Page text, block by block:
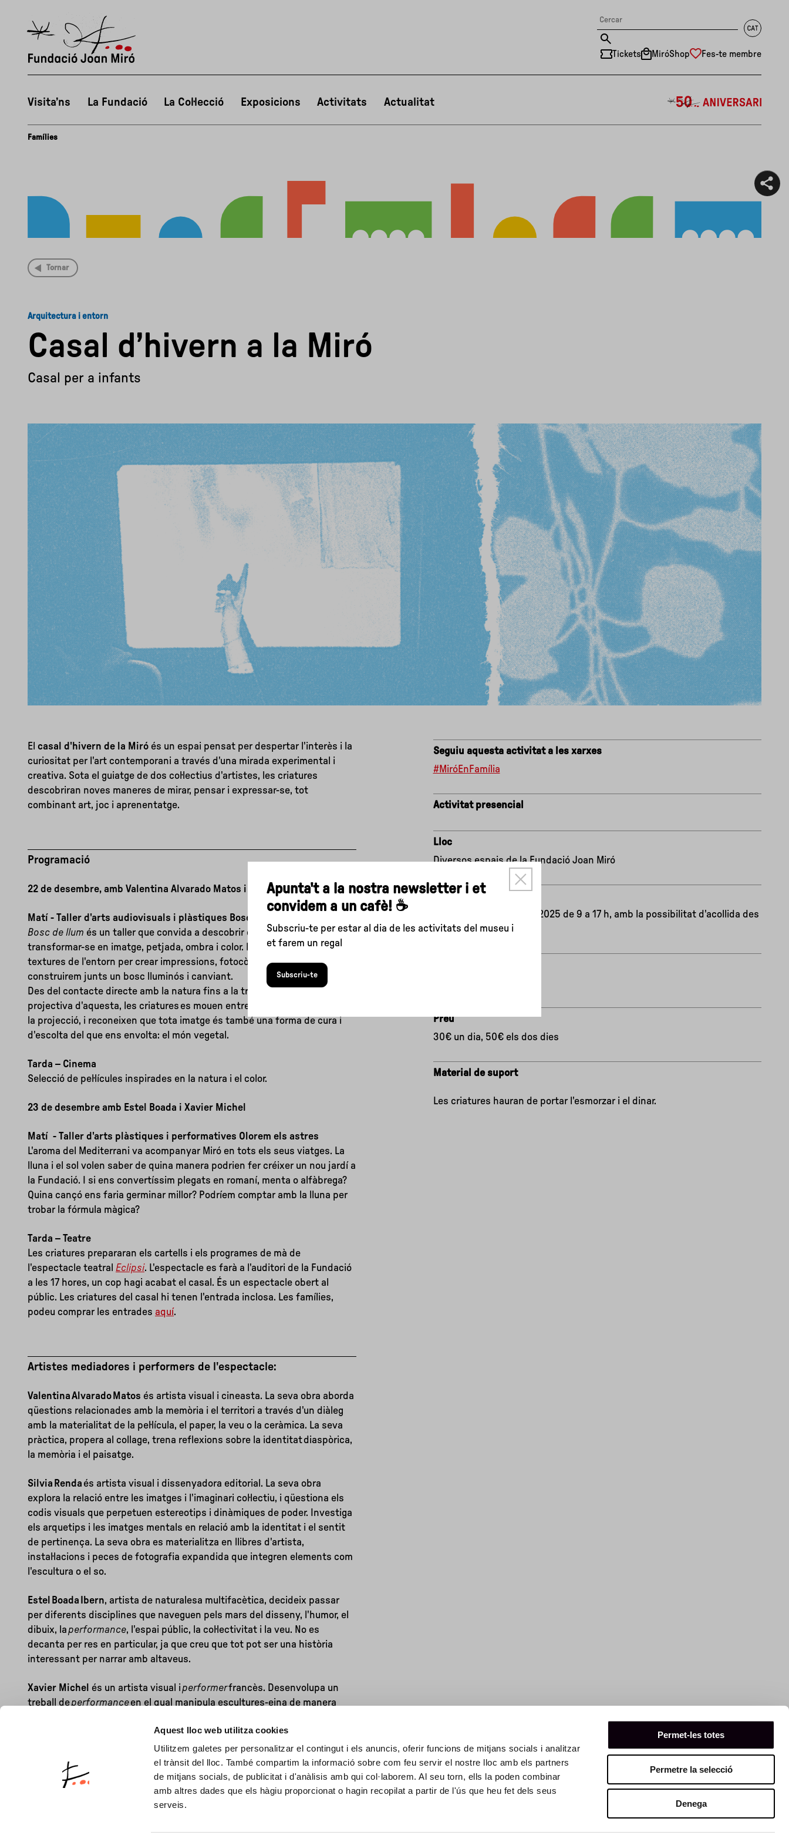
Apunta't a la nostra newsletter i et
convidem a un cafè! ☕
Subscriu-te per estar al dia de les activitats del museu i
et farem un regal
Subscriu-te
×
Aquest lloc web utilitza cookies
Utilitzem galetes per personalitzar el contingut i els anuncis, oferir funcions de mitjans socials i analitzar
el trànsit del lloc. També compartim la informació sobre com feu servir el nostre lloc amb els partners
de mitjans socials, de publicitat i d'anàlisis amb qui col·laborem. Al seu torn, ells la poden combinar
amb altres dades que els hàgiu proporcionat o hagin recopilat a partir de l'ús que heu fet dels seus
serveis.
Permet-les totes
Permetre la selecció
Denega
Tickets MiróShop Fes-te membre
Visita’ns La Fundació La Col·lecció Exposicions Activitats Actualitat
Famílies
Tornar
Arquitectura i entorn
Casal d’hivern a la Miró
Casal per a infants
El casal d'hivern de la Miró és un espai pensat per despertar l'interès i la
curiositat per l'art contemporani a través d'una mirada experimental i
creativa. Sota el guiatge de dos col·lectius d'artistes, les criatures
descobriran noves maneres de mirar, pensar i expressar-se, tot
combinant art, joc i aprenentatge.
Programació
22 de desembre, amb Valentina Alvarado Matos i Silvia Renda
Matí - Taller d'arts audiovisuals i plàstiques Bosc de llum
Bosc de llum és un taller que convida a descobrir com les plantes poden
transformar-se en imatge, petjada, ombra i color. Recol·lectarem fulles i
textures de l'entorn per crear impressions, fotocòpies i projeccions, i
construirem junts un bosc lluminós i canviant.
Des del contacte directe amb la natura fins a la traducció lumínica i
projectiva d'aquesta, les criatures es mouen entre la recol·lecció, la còpia i
la projecció, i reconeixen que tota imatge és també una forma de cura i
d'escolta del que ens envolta: el món vegetal.
Tarda – Cinema
Selecció de pel·lícules inspirades en la natura i el color.
23 de desembre amb Estel Boada i Xavier Michel
Matí - Taller d'arts plàstiques i performatives Olorem els astres
L'aroma del Mediterrani va acompanyar Miró en tots els seus viatges. La
lluna i el sol volen saber de quina manera podrien fer créixer un nou jardí a
la Fundació. I si ens convertíssim plegats en romaní, menta o alfàbrega?
Quina cançó ens faria germinar millor? Podríem comptar amb la lluna per
trobar la fórmula màgica?
Tarda – Teatre
Les criatures prepararan els cartells i els programes de mà de
l'espectacle teatral Eclipsi. L'espectacle es farà a l'auditori de la Fundació
a les 17 hores, un cop hagi acabat el casal. És un espectacle obert al
públic. Les criatures del casal hi tenen l'entrada inclosa. Les famílies,
podeu comprar les entrades aquí.
Artistes mediadores i performers de l'espectacle:
Valentina Alvarado Matos és artista visual i cineasta. La seva obra aborda
qüestions relacionades amb la memòria i el territori a través d'un diàleg
amb la materialitat de la pel·lícula, el paper, la veu o la ceràmica. La seva
pràctica, propera al collage, trena reflexions sobre la identitat diaspòrica,
la memòria i el paisatge.
Silvia Renda és artista visual i dissenyadora editorial. La seva obra
explora la relació entre les imatges i l'imaginari col·lectiu, i qüestiona els
codis visuals que perpetuen estereotips i dinàmiques de poder. Investiga
els arquetips i les imatges mentals en relació amb la identitat i el sentit
de pertinença. La seva obra es materialitza en llibres d'artista,
instal·lacions i peces de fotografia expandida que integren elements com
l'escultura o el so.
Estel Boada Ibern, artista de naturalesa multifacètica, decideix passar
per diferents disciplines que naveguen pels mars del disseny, l'humor, el
dibuix, laperformance, l'espai públic, la col·lectivitat i la veu. No es
decanta per res en particular, ja que creu que tot pot ser una història
interessant per narrar amb altaveus.
Xavier Michel és un artista visual iperformerfrancès. Desenvolupa un
treball deperformanceen el qual manipula escultures-eina de manera
dansa i la música, i li permet crear un llenguatge polisèmic i sensible.
Seguiu aquesta activitat a les xarxes
#MiróEnFamília
Activitat presencial
Lloc
Diversos espais de la Fundació Joan Miró
Dates
22 i 23 de desembre de 2025 de 9 a 17 h, amb la possibilitat d'acollida des
de les 8.30 h
Preu
30€ un dia, 50€ els dos dies
Material de suport
Les criatures hauran de portar l'esmorzar i el dinar.